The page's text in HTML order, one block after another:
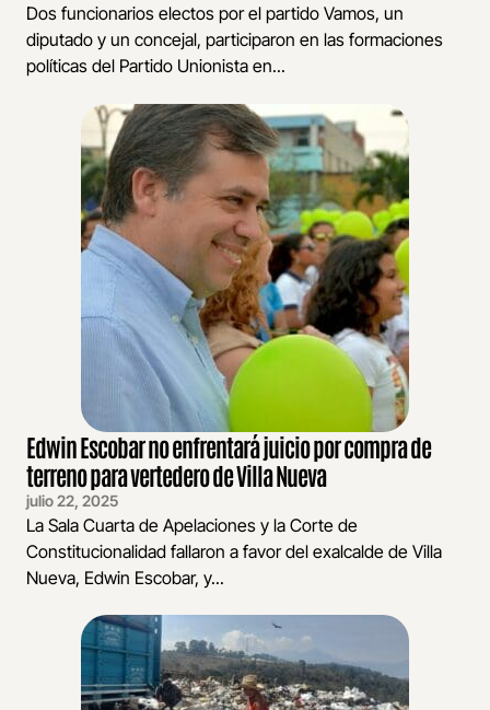
Dos funcionarios electos por el partido Vamos, un
diputado y un concejal, participaron en las formaciones
políticas del Partido Unionista en...
Edwin Escobar no enfrentará juicio por compra de
terreno para vertedero de Villa Nueva
julio 22, 2025
La Sala Cuarta de Apelaciones y la Corte de
Constitucionalidad fallaron a favor del exalcalde de Villa
Nueva, Edwin Escobar, y...